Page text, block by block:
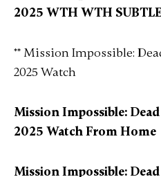
2025 WTH WTH
** Mission Impossible:
2025 Watch
Mission Impossible:
2025 Watch From Home
Mission Impossible: